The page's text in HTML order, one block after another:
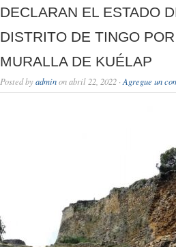
DECLARAN EL ESTADO
DISTRITO DE TINGO
MURALLA DE KUÉLAP
Posted byadminon abril 22, 2022 · Agregue un